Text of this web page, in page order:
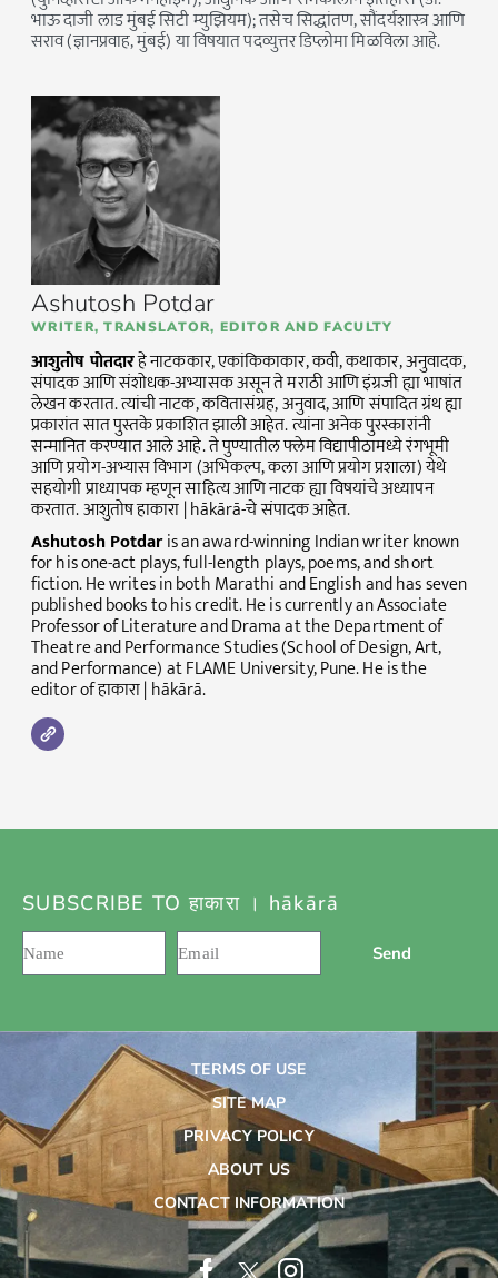
भाऊ दाजी लाड मुंबई सिटी म्युझियम); तसेच सिद्धांतण, सौंदर्यशास्त्र आणि
सराव (ज्ञानप्रवाह, मुंबई) या विषयात पदव्युत्तर डिप्लोमा मिळविला आहे.
Ashutosh Potdar
WRITER, TRANSLATOR, EDITOR AND FACULTY
आशुतोष पोतदारहे नाटककार, एकांकिकाकार, कवी, कथाकार, अनुवादक,
संपादक आणि संशोधक-अभ्यासक असून ते मराठी आणि इंग्रजी ह्या भाषांत
लेखन करतात. त्यांची नाटक, कवितासंग्रह, अनुवाद, आणि संपादित ग्रंथ ह्या
प्रकारांत सात पुस्तके प्रकाशित झाली आहेत. त्यांना अनेक पुरस्कारांनी
सन्मानित करण्यात आले आहे. ते पुण्यातील फ्लेम विद्यापीठामध्ये रंगभूमी
आणि प्रयोग-अभ्यास विभाग (अभिकल्प, कला आणि प्रयोग प्रशाला) येथे
सहयोगी प्राध्यापक म्हणून साहित्य आणि नाटक ह्या विषयांचे अध्यापन
करतात. आशुतोष हाकारा | hākārā-चे संपादक आहेत.
Ashutosh Potdaris an award-winning Indian writer known
for his one-act plays, full-length plays, poems, and short
fiction. He writes in both Marathi and English and has seven
published books to his credit. He is currently an Associate
Professor of Literature and Drama at the Department of
Theatre and Performance Studies (School of Design, Art,
and Performance) at FLAME University, Pune. He is the
editor of हाकारा | hākārā.
SUBSCRIBE TO हाकारा । hākārā
Send
TERMS OF USE
SITE MAP
PRIVACY POLICY
ABOUT US
CONTACT INFORMATION